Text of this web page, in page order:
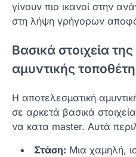
γίνουν πιο ικανοί στην
στη λήψη γρήγορων
Βασικά στοιχεία
αμυντικής
Η αποτελεσματική
σε αρκετά βασικά
να κατα master. Αυτά
Στάση: Μια χαμηλή,